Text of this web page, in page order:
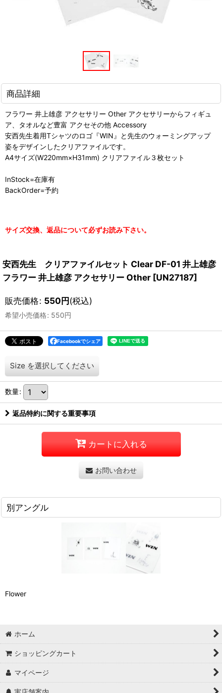
商品詳細
フラワー 井上雄彦 アクセサリー Other アクセサリーからフィギュ
ア、タオルなど豊富 アクセその他 Accessory
安西先生着用Tシャツのロゴ『WIN』と先生のウォーミングアップ
姿をデザインしたクリアファイルです。
A4サイズ(W220mm×H31mm) クリアファイル３枚セット
InStock=在庫有
BackOrder=予約
サイズ交換、返品について必ずお読み下さい。
安西先生 クリアファイルセット Clear DF-01 井上雄彦
フラワー 井上雄彦 アクセサリー Other [UN27187]
販売価格: 550円(税込)
希望小売価格: 550円
Facebookでシェア
Size を選択してください
数量:
返品特約に関する重要事項
カートに入れる
お問い合わせ
別アングル
Flower
ホーム
ショッピングカート
マイページ